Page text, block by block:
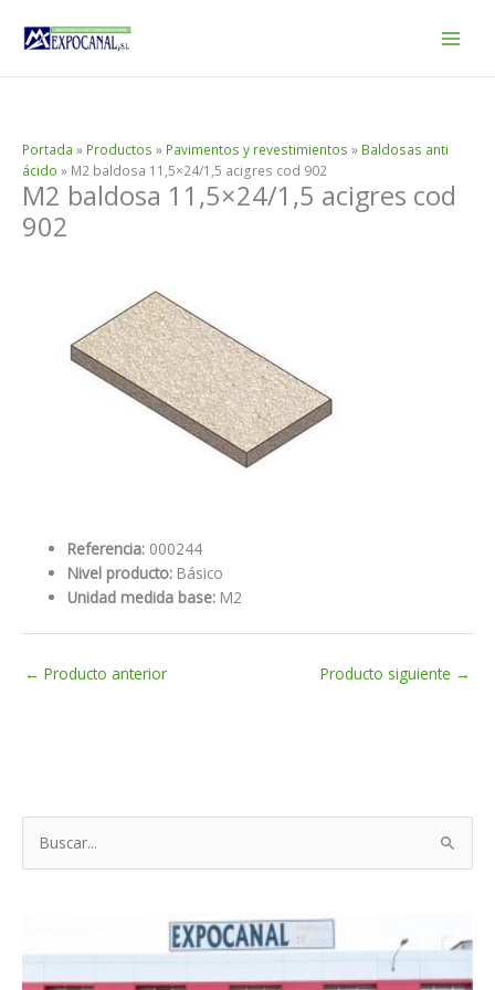
Portada » Productos » Pavimentos y revestimientos » Baldosas anti
ácido » M2 baldosa 11,5×24/1,5 acigres cod 902
M2 baldosa 11,5×24/1,5 acigres cod
902
Referencia: 000244
Nivel producto: Básico
Unidad medida base: M2
← Producto anterior Producto siguiente →
r